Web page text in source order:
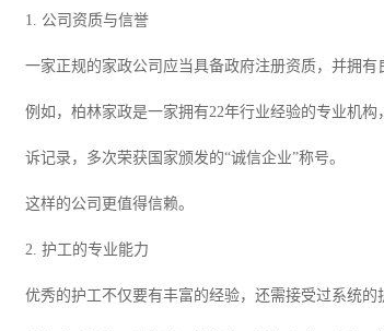
1. 公司资质与信誉
一家正规的家政公司应当具备政府注册资质，并拥有
例如，柏林家政是一家拥有22年行业经验的专业机
诉记录，多次荣获国家颁发的“诚信企业”称号。
这样的公司更值得信赖。
2. 护工的专业能力
优秀的护工不仅要有丰富的经验，还需接受过系统的